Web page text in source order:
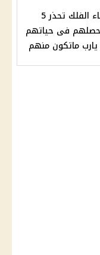
ياساتر من الا جاى .. علماء الفلك تحذر 5
فى حياتهم
يارب ماتكون منهم